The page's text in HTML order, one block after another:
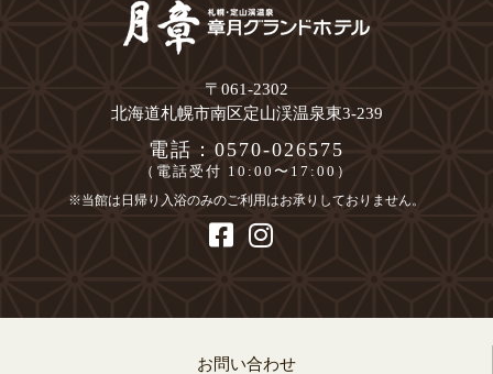
〒061-2302
北海道札幌市南区定山渓温泉東3-239
電話：0570-026575
（電話受付 10:00〜17:00）
※当館は日帰り入浴のみのご利用はお承りしておりません。
お問い合わせ